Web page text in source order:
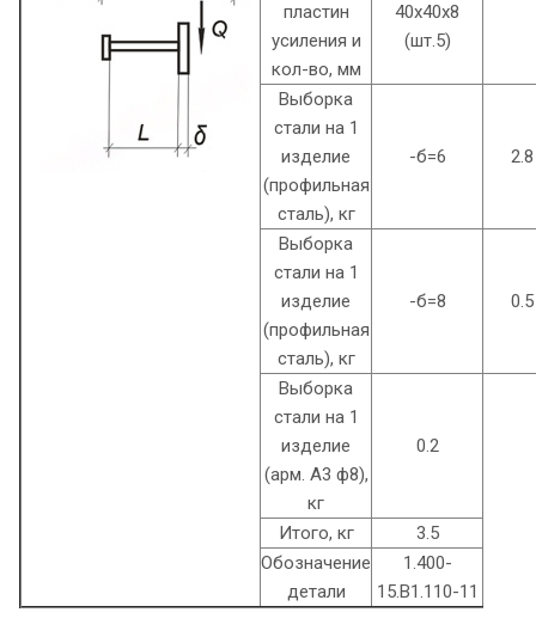
пластин
усиления и
кол-во, мм
40х40х8
(шт.5)
Выборка
стали на 1
изделие
(профильная
сталь), кг
-б=6 2.8
Выборка
стали на 1
изделие
(профильная
сталь), кг
-б=8 0.5
Выборка
стали на 1
изделие
(арм. A3 ф8),
кг
0.2
Итого, кг
3.5
Обозначение
детали
1.400-
15.B1.110-11